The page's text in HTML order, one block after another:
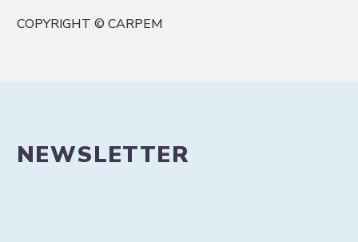
COPYRIGHT © CARPEM
NEWSLETTER